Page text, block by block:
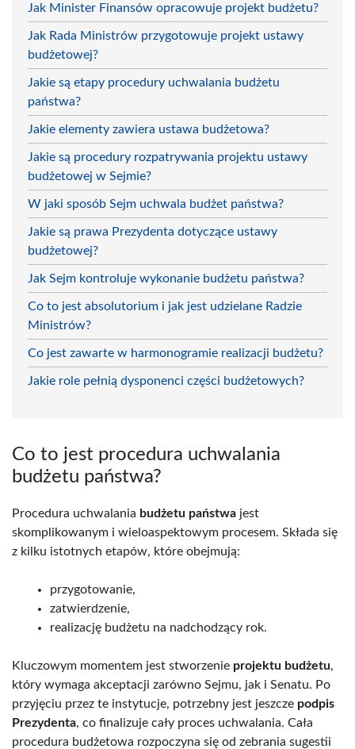
Jak Minister Finansów opracowuje projekt budżetu?
Jak Rada Ministrów przygotowuje projekt ustawy
budżetowej?
Jakie są etapy procedury uchwalania budżetu
państwa?
Jakie elementy zawiera ustawa budżetowa?
Jakie są procedury rozpatrywania projektu ustawy
budżetowej w Sejmie?
W jaki sposób Sejm uchwala budżet państwa?
Jakie są prawa Prezydenta dotyczące ustawy
budżetowej?
Jak Sejm kontroluje wykonanie budżetu państwa?
Co to jest absolutorium i jak jest udzielane Radzie
Ministrów?
Co jest zawarte w harmonogramie realizacji budżetu?
Jakie role pełnią dysponenci części budżetowych?
Co to jest procedura uchwalania
budżetu państwa?
Procedura uchwalania budżetu państwa jest
skomplikowanym i wieloaspektowym procesem. Składa się
z kilku istotnych etapów, które obejmują:
przygotowanie,
zatwierdzenie,
realizację budżetu na nadchodzący rok.
Kluczowym momentem jest stworzenie projektu budżetu,
który wymaga akceptacji zarówno Sejmu, jak i Senatu. Po
przyjęciu przez te instytucje, potrzebny jest jeszcze podpis
Prezydenta, co finalizuje cały proces uchwalania. Cała
procedura budżetowa rozpoczyna się od zebrania sugestii